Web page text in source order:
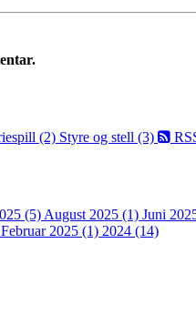
(2) Styre og stell (3)
(5) August 2025 (1) Juni
Februar 2025 (1) 2024 (14)